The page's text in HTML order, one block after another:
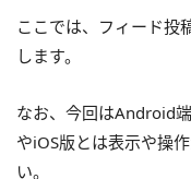
ここでは、フィード投
します。
なお、今回はAndroid
やiOS版とは表示や操
い。